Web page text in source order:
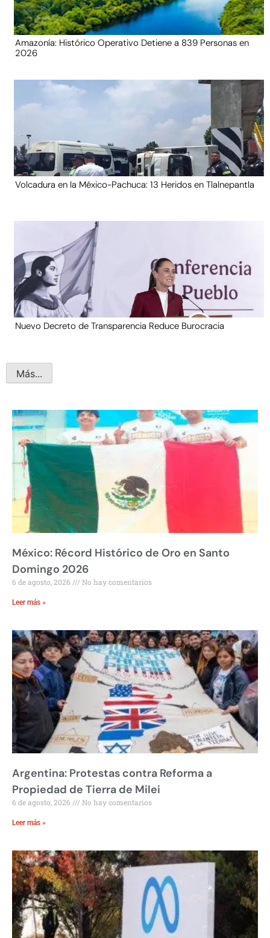
Amazonía: Histórico Operativo Detiene a 839 Personas en
2026
Volcadura en la México-Pachuca: 13 Heridos en Tlalnepantla
Nuevo Decreto de Transparencia Reduce Burocracia
Más...
México: Récord Histórico de Oro en Santo
Domingo 2026
6 de agosto, 2026 No hay comentarios
Leer más »
Argentina: Protestas contra Reforma a
Propiedad de Tierra de Milei
6 de agosto, 2026 No hay comentarios
Leer más »